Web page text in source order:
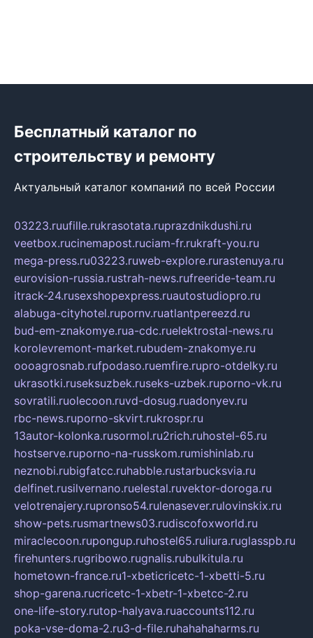
Бесплатный каталог по
строительству и ремонту
Актуальный каталог компаний по всей России
03223.ruufille.rukrasotata.ruprazdnikdushi.ru
veetbox.rucinemapost.ruciam-fr.rukraft-you.ru
mega-press.ru03223.ruweb-explore.rurastenuya.ru
eurovision-russia.rustrah-news.rufreeride-team.ru
itrack-24.rusexshopexpress.ruautostudiopro.ru
alabuga-cityhotel.rupornv.ruatlantpereezd.ru
bud-em-znakomye.rua-cdc.ruelektrostal-news.ru
korolevremont-market.rubudem-znakomye.ru
oooagrosnab.rufpodaso.ruemfire.rupro-otdelky.ru
ukrasotki.ruseksuzbek.ruseks-uzbek.ruporno-vk.ru
sovratili.ruolecoon.ruvd-dosug.ruadonyev.ru
rbc-news.ruporno-skvirt.rukrospr.ru
13autor-kolonka.rusormol.ru2rich.ruhostel-65.ru
hostserve.ruporno-na-russkom.rumishinlab.ru
neznobi.rubigfatcc.ruhabble.rustarbucksvia.ru
delfinet.rusilvernano.ruelestal.ruvektor-doroga.ru
velotrenajery.rupronso54.rulenasever.rulovinskix.ru
show-pets.rusmartnews03.rudiscofoxworld.ru
miraclecoon.rupongup.ruhostel65.ruliura.ruglasspb.ru
firehunters.rugribowo.rugnalis.rubulkitula.ru
hometown-france.ru1-xbeticricetc-1-xbetti-5.ru
shop-garena.rucricetc-1-xbetr-1-xbetcc-2.ru
one-life-story.rutop-halyava.ruaccounts112.ru
poka-vse-doma-2.ru3-d-file.ruhahahaharms.ru